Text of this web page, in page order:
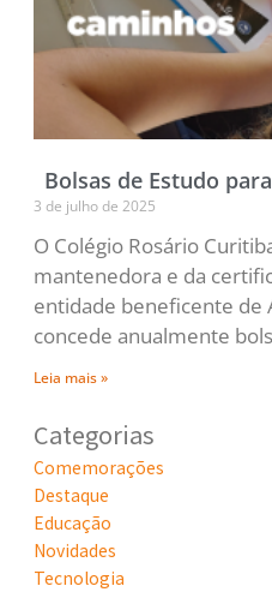
Bolsas de Estudo
3 de julho de 2025
O Colégio Rosário
mantenedora e da
entidade beneficente de
concede anualmente
Leia mais »
Categorias
Comemorações
Destaque
Educação
Novidades
Tecnologia